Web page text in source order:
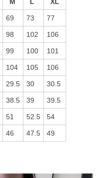
69 73 77
98 102 106
99 100 101
104 105 106
29.5 30 30.5
38.5 39 39.5
51 52.5 54
46 47.5 49